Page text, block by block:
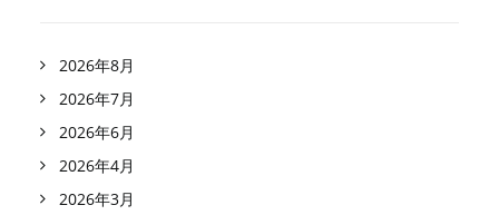
2026年8月
2026年7月
2026年6月
2026年4月
2026年3月